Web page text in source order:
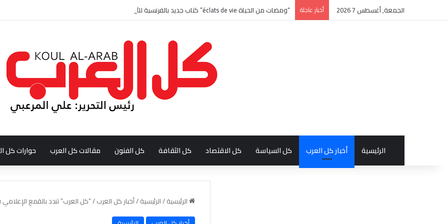
الجمعة, أغسطس 7 2026 أخبار عاجلة “ومضات من الحياة éclats de vie” كتاب جديد بالفرنسية للأديبة التونسية منى زغدان
الرئيسية أخبار كل العرب كل السياسة كل الاقتصاد كل الثقافة كل الفنون مقالات كل العرب حوارات كل
الرئيسية/الرئيسية/أخبار كل العرب/“كل العرب” تندد بالقمع الإعلامي